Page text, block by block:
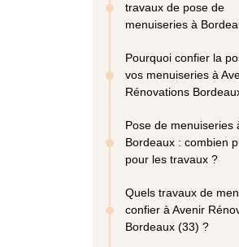
travaux de pose de
menuiseries à
Pourquoi confier la
vos menuiseries à
Rénovations
Pose de menuiseries
Bordeaux : combien
pour les travaux ?
Quels travaux de
confier à Avenir
Bordeaux (33) ?